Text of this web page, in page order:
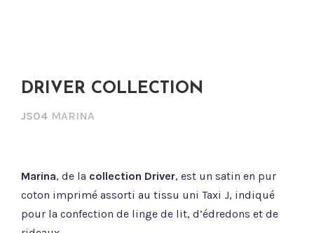
DRIVER COLLECTION
JS04 MARINA
Marina, de la collection Driver, est un satin en pur
coton imprimé assorti au tissu uni Taxi J, indiqué
pour la confection de linge de lit, d’édredons et de